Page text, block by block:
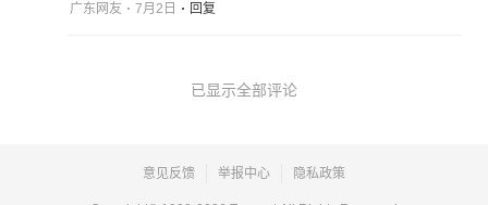
广东网友 7月2日 回复
已显示全部评论
意见反馈 举报中心 隐私政策